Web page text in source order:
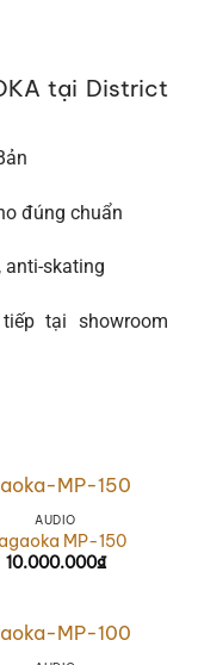
tại District
đúng chuẩn
anti-skating
tại showroom
AUDIO
MP-150
10.000.000₫